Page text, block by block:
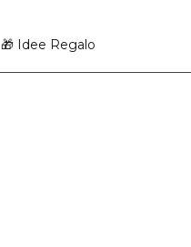
🎁 Idee Regalo